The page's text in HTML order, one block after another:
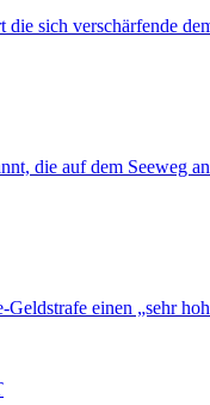
die sich verschärfende
die auf dem Seeweg
einen „sehr